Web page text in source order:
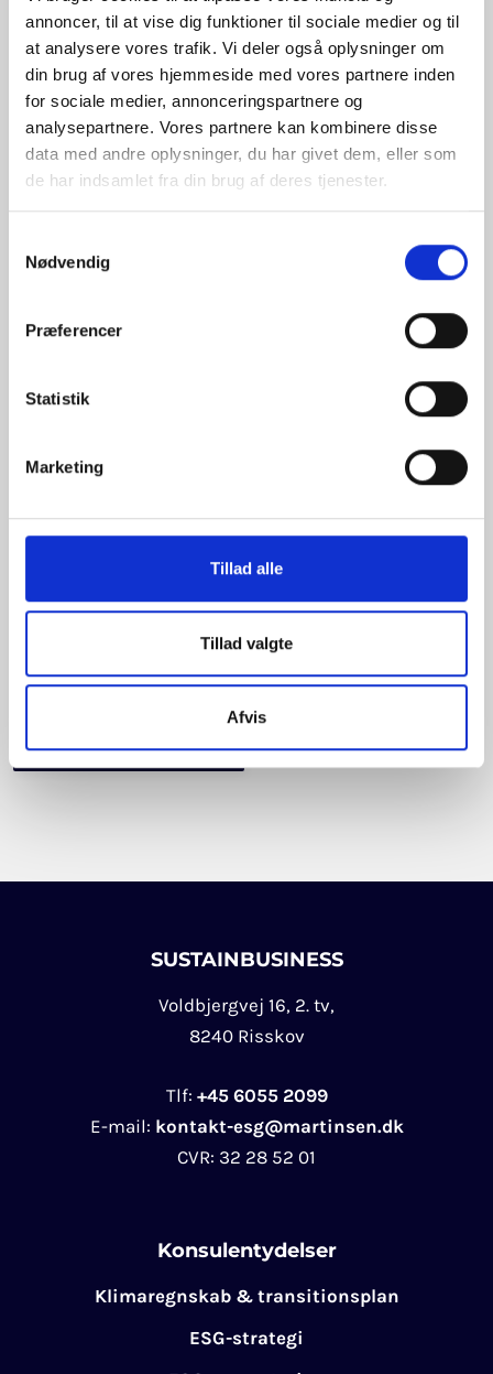
annoncer, til at vise dig funktioner til sociale medier og til
at analysere vores trafik. Vi deler også oplysninger om
din brug af vores hjemmeside med vores partnere inden
for sociale medier, annonceringspartnere og
analysepartnere. Vores partnere kan kombinere disse
data med andre oplysninger, du har givet dem, eller som
de har indsamlet fra din brug af deres tjenester.
Nødvendig
Præferencer
Statistik
Marketing
Tillad alle
Tillad valgte
Afvis
Efternavn*
Virksomhed*
mail*
Besked
toSustainBusiness
Jeg acceptererprivatlivspolitikken.*
SUSTAINBUSINESS
Voldbjergvej 16, 2. tv,
8240 Risskov
Tlf: +45 6055 2099
E-mail: kontakt-esg@martinsen.dk
CVR: 32 28 52 01
Konsulentydelser
Klimaregnskab & transitionsplan
ESG-strategi